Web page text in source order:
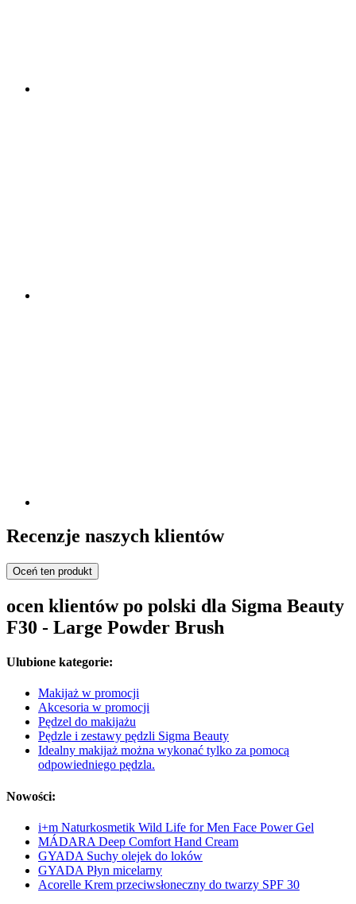
Recenzje naszych klientów
Oceń ten produkt
ocen klientów po polski dla Sigma Beauty
F30 - Large Powder Brush
Ulubione kategorie:
Makijaż w promocji
Akcesoria w promocji
Pędzel do makijażu
Pędzle i zestawy pędzli Sigma Beauty
Idealny makijaż można wykonać tylko za pomocą
odpowiedniego pędzla.
Nowości:
i+m Naturkosmetik Wild Life for Men Face Power Gel
MÁDARA Deep Comfort Hand Cream
GYADA Suchy olejek do loków
GYADA Płyn micelarny
Acorelle Krem przeciwsłoneczny do twarzy SPF 30